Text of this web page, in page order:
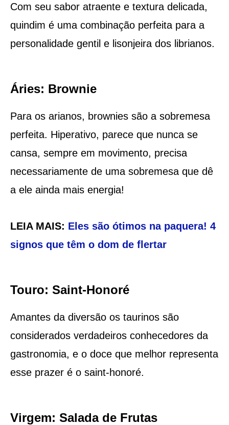
Com seu sabor atraente e textura delicada,
quindim é uma combinação perfeita para a
personalidade gentil e lisonjeira dos librianos.
Áries: Brownie
Para os arianos, brownies são a sobremesa
perfeita. Hiperativo, parece que nunca se
cansa, sempre em movimento, precisa
necessariamente de uma sobremesa que dê
a ele ainda mais energia!
LEIA MAIS: Eles são ótimos na paquera! 4
signos que têm o dom de flertar
Touro: Saint-Honoré
Amantes da diversão os taurinos são
considerados verdadeiros conhecedores da
gastronomia, e o doce que melhor representa
esse prazer é o saint-honoré.
Virgem: Salada de Frutas